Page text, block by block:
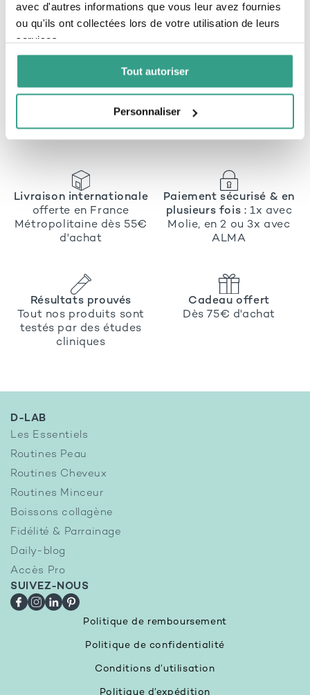
avec d'autres informations que vous leur avez fournies
ou qu'ils ont collectées lors de votre utilisation de leurs
services.
Tout autoriser
Personnaliser
Livraison internationale
offerte en France
Métropolitaine dès 55€
d'achat
Paiement sécurisé & en
plusieurs fois : 1x avec
Molie, en 2 ou 3x avec
ALMA
Résultats prouvés
Tout nos produits sont
testés par des études
cliniques
Cadeau offert
Dès 75€ d'achat
D-LAB
Les Essentiels
Routines Peau
Routines Cheveux
Routines Minceur
Boissons collagène
Fidélité & Parrainage
Daily-blog
Accès Pro
SUIVEZ-NOUS
Facebook
Instagram
LinkedIn
Pinterest
Politique de remboursement
Politique de confidentialité
Conditions d’utilisation
Politique d’expédition